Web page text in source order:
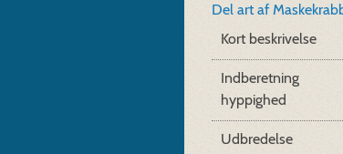
Del art af
Kort beskrivelse
Indberetning
hyppighed
Udbredelse